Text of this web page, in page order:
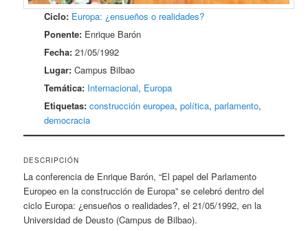
Ciclo: Europa: ¿ensueños o realidades?
Ponente: Enrique Barón
Fecha: 21/05/1992
Lugar: Campus Bilbao
Temática: Internacional, Europa
Etiquetas: construcción europea,política,parlamento,
democracia
DESCRIPCIÓN
La conferencia de Enrique Barón, “El papel del Parlamento
Europeo en la construcción de Europa” se celebró dentro del
ciclo Europa: ¿ensueños o realidades?, el 21/05/1992, en la
Universidad de Deusto (Campus de Bilbao).